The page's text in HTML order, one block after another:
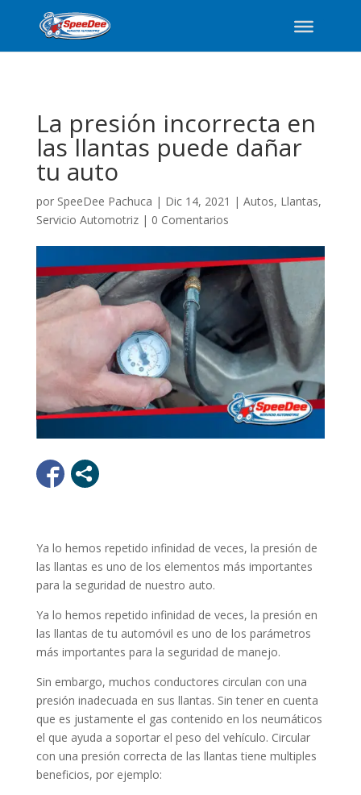
La presión incorrecta en
las llantas puede dañar
tu auto
por SpeeDee Pachuca | Dic 14, 2021 | Autos, Llantas,
Servicio Automotriz| 0 Comentarios
Ya lo hemos repetido infinidad de veces, la presión de
las llantas es uno de los elementos más importantes
para la seguridad de nuestro auto.
Ya lo hemos repetido infinidad de veces, la presión en
las llantas de tu automóvil es uno de los parámetros
más importantes para la seguridad de manejo.
Sin embargo, muchos conductores circulan con una
presión inadecuada en sus llantas. Sin tener en cuenta
que es justamente el gas contenido en los neumáticos
el que ayuda a soportar el peso del vehículo. Circular
con una presión correcta de las llantas tiene multiples
beneficios, por ejemplo: